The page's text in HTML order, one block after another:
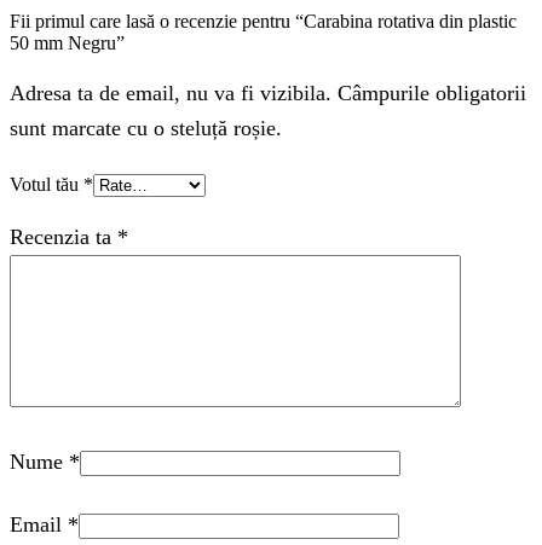
Fii primul care lasă o recenzie pentru “Carabina rotativa din plastic
50 mm Negru”
Adresa ta de email, nu va fi vizibila. Câmpurile obligatorii
sunt marcate cu o steluță roșie.
Votul tău *
Recenzia ta *
Nume *
Email *